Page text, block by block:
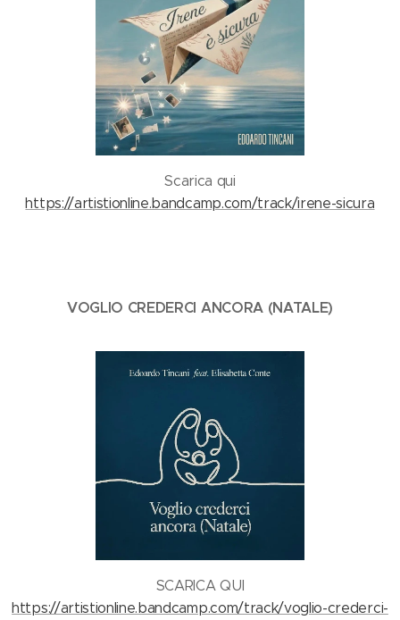
Scarica qui
https://artistionline.bandcamp.com/track/irene-sicura
VOGLIO CREDERCI ANCORA (NATALE)
SCARICA QUI
https://artistionline.bandcamp.com/track/voglio-crederci-